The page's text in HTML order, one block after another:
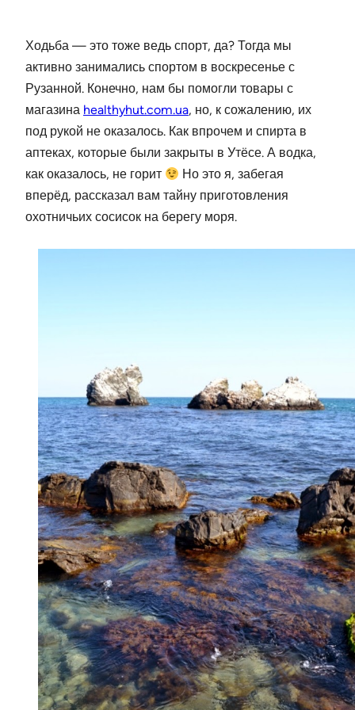
Ходьба — это тоже ведь спорт, да? Тогда мы
активно занимались спортом в воскресенье с
Рузанной. Конечно, нам бы помогли товары с
магазина healthyhut.com.ua, но, к сожалению, их
под рукой не оказалось. Как впрочем и спирта в
аптеках, которые были закрыты в Утёсе. А водка,
как оказалось, не горит
Но это я, забегая
вперёд, рассказал вам тайну приготовления
охотничьих сосисок на берегу моря.